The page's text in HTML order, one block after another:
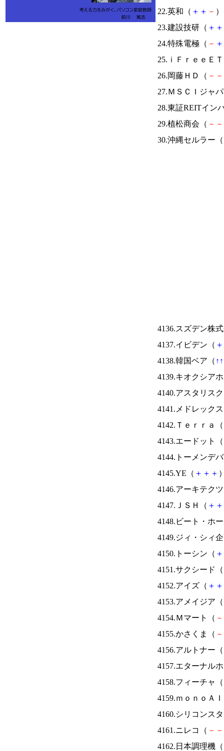
22.英和（ ＋ ＋ －
23.建設技研（ ＋ ＋
24.特殊電極（ － ＋
25.ｉＦｒｅｅＥ
26.岡藤ＨＤ（ － －
27.ＭＳＣＩジャ
28.東証REITイン
29.植松商会（ － －
30.沖縄セルラー（
4136.スズデン株
4137.イビデン（ ＋
4138.韓国ベア（ ↑ ↑
4139.キオクシア
4140.アスタリス
4141.メドレック
4142.Ｔｅｒｒａ（
4143.エードット（
4144.トーメンデ
4145.YE（ ＋ ＋ ＋
4146.アーキテク
4147.ＪＳＨ（ ＋ ＋
4148.ビート・ホ
4149.ジィ・シィ
4150.トーシン（ ＋
4151.サクシード（
4152.アイズ（ ＋ ＋
4153.アメイジア（
4154.Ｍマート（ －
4155.かさくま（ －
4156.アルトナー（
4157.エターナル
4158.フィーチャ（
4159.ｍｏｎｏＡ
4160.シリコンス
4161.ニレコ（ － －
4162.日本調理機（